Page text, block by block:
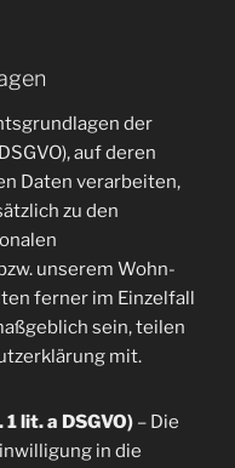
der
auf deren
Daten verarbeiten,
zu den
unserem Wohn-
ferner im Einzelfall
sein, teilen
mit.
lit. a DSGVO)– Die
in die